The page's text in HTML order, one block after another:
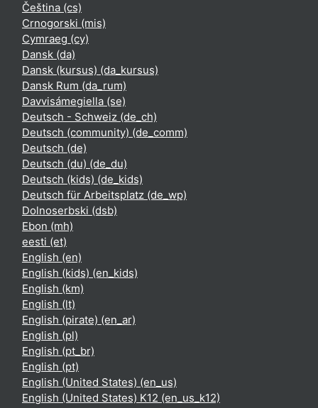
Čeština ‎(cs)‎
Crnogorski ‎(mis)‎
Cymraeg ‎(cy)‎
Dansk ‎(da)‎
Dansk (kursus) ‎(da_kursus)‎
Dansk Rum ‎(da_rum)‎
Davvisámegiella ‎(se)‎
Deutsch - Schweiz ‎(de_ch)‎
Deutsch (community) ‎(de_comm)‎
Deutsch ‎(de)‎
Deutsch (du) ‎(de_du)‎
Deutsch (kids) ‎(de_kids)‎
Deutsch für Arbeitsplatz ‎(de_wp)‎
Dolnoserbski ‎(dsb)‎
Ebon ‎(mh)‎
eesti ‎(et)‎
English ‎(en)‎
English (kids) ‎(en_kids)‎
English ‎(km)‎
English ‎(lt)‎
English (pirate) ‎(en_ar)‎
English ‎(pl)‎
English ‎(pt_br)‎
English ‎(pt)‎
English (United States) ‎(en_us)‎
English (United States) K12 ‎(en_us_k12)‎